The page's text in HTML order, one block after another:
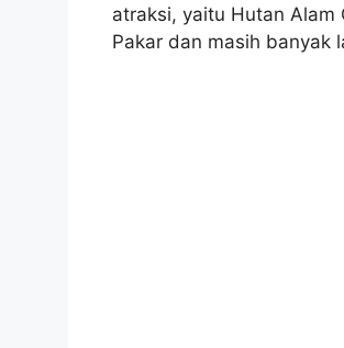
atraksi, yaitu Hutan Alam
Pakar dan masih banyak